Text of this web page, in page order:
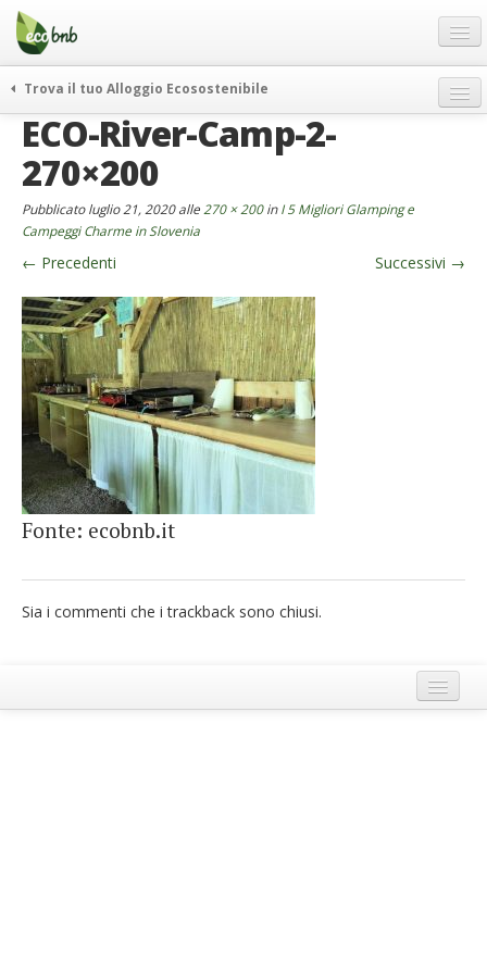
Menu
Salta
contenuto
Offerte Speciali
Regali
FAQ
Chi Siamo
Partner
Contatti
Italiano
German
English
Spanish
French
Trova il tuo Alloggio Ecosostenibile
weekend green
curiosità
vivere e viaggiare verde
news ed eventi
rassegna stampa
ECO-River-Camp-2-
270×200
Pubblicatoluglio 21, 2020alle 270 × 200inI 5 Migliori Glamping e
Campeggi Charme in Slovenia
← Precedenti Successivi →
Fonte: ecobnb.it
Sia i commenti che i trackback sono chiusi.